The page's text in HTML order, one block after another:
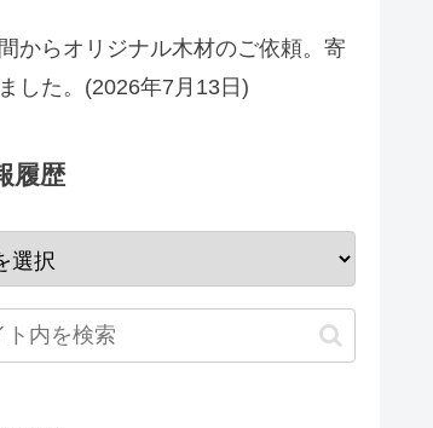
からオリジナル木材のご依頼。寄
した。(2026年7月13日)
履歴